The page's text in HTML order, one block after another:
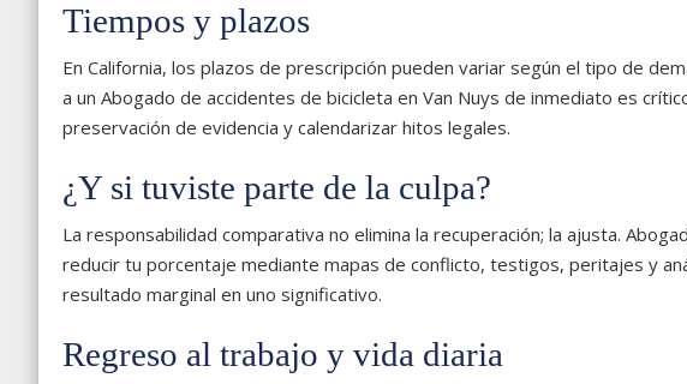
Tiempos y plazos
En California, los plazos de prescripción pueden variar según el tipo de
a un Abogado de accidentes de bicicleta en Van Nuys de inmediato es
preservación de evidencia y calendarizar hitos legales.
¿Y si tuviste parte de la culpa?
La responsabilidad comparativa no elimina la recuperación; la ajusta.
reducir tu porcentaje mediante mapas de conflicto, testigos, peritajes y
resultado marginal en uno significativo.
Regreso al trabajo y vida diaria